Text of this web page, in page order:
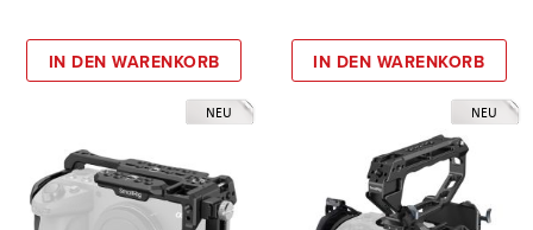
IN DEN WARENKORB IN DEN WARENKORB
NEU NEU